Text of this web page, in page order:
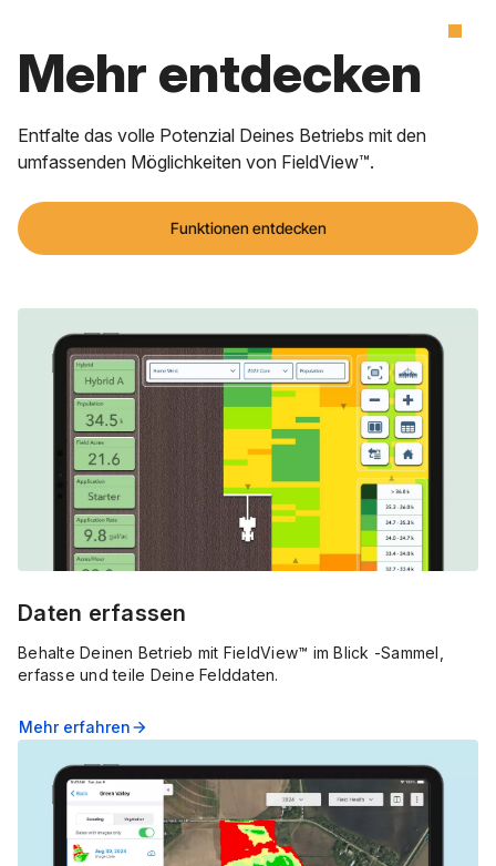
Mehr entdecken
Entfalte das volle Potenzial Deines Betriebs mit den
umfassenden Möglichkeiten von FieldView™.
Funktionen entdecken
Daten erfassen
Behalte Deinen Betrieb mit FieldView™ im Blick -Sammel,
erfasse und teile Deine Felddaten.
Mehr erfahrenarrow_forward